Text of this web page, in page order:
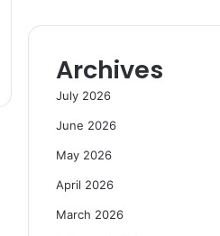
Archives
July 2026
June 2026
May 2026
April 2026
March 2026